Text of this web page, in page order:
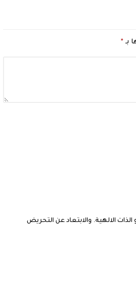
بـ *
الالهية. والابتعاد عن التحريض